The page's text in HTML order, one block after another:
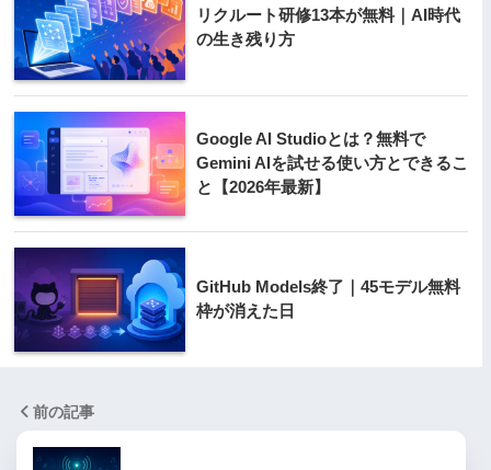
リクルート研修13本が無料｜AI時代
の生き残り方
Google AI Studioとは？無料で
Gemini AIを試せる使い方とできるこ
と【2026年最新】
GitHub Models終了｜45モデル無料
枠が消えた日
前の記事